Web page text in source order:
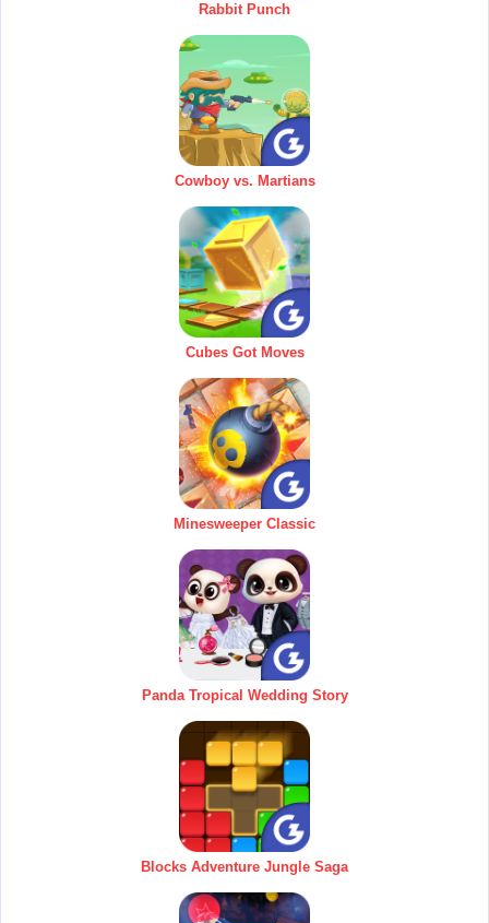
Rabbit Punch
Cowboy vs. Martians
Cubes Got Moves
Minesweeper Classic
Panda Tropical Wedding Story
Blocks Adventure Jungle Saga